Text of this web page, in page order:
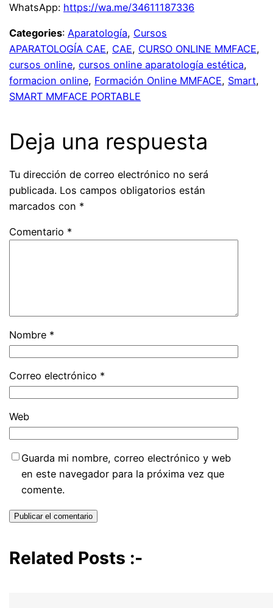
WhatsApp: https://wa.me/34611187336
Categories: Aparatología, Cursos
APARATOLOGÍA CAE, CAE, CURSO ONLINE MMFACE
cursos online, cursos online aparatología estética
formacion online, Formación Online MMFACE, Smart
SMART MMFACE PORTABLE
Deja una respuesta
Tu dirección de correo electrónico no será
publicada. Los campos obligatorios están
marcados con *
Comentario *
Nombre *
Correo electrónico *
Web
Guarda mi nombre, correo electrónico y web
en este navegador para la próxima vez que
comente.
Related Posts :-